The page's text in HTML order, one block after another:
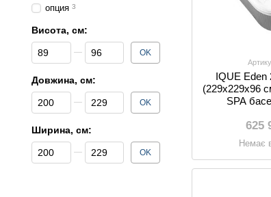
IQUE Eden
(229х229х96
SPA
625
Немає
опция 3
Висота, см:
Від Висота, см:
До Висота, см: OK
Довжина, см:
Від Довжина, см:
До Довжина, см: OK
Ширина, см:
Від Ширина, см:
До Ширина, см: OK